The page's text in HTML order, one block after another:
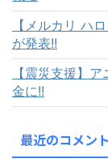
【メルカリ ハ
が発表!!
【震災支援】
金に!!
最近のコメント